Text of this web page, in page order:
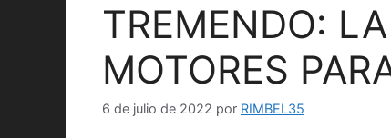
TREMENDO:
MOTORES
6 de julio de 2022 por RIMBEL35